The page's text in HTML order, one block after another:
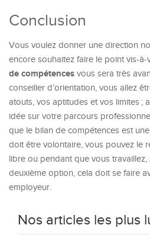
Conclusion
Vous voulez donner une direction
encore souhaitez faire le point vis-à-
de compétences vous sera très
conseiller d’orientation, vous allez
atouts, vos aptitudes et vos limites ;
idée sur votre parcours
que le bilan de compétences est
doit être volontaire, vous pouvez le
libre ou pendant que vous travaillez,
deuxième option, cela doit se faire
employeur.
Nos articles les plus